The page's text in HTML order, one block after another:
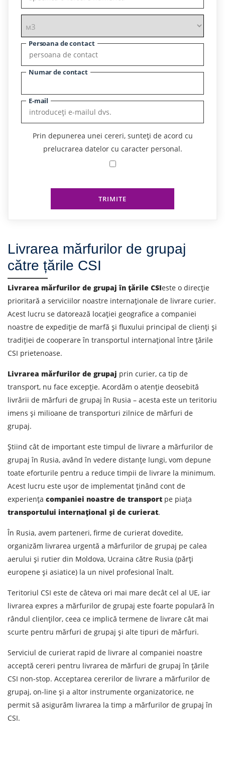
Persoana de contact
Numar de contact
E-mail
Prin depunerea unei cereri, sunteți de acord cu
prelucrarea datelor cu caracter personal.
TRIMITE
Livrarea mărfurilor de grupaj
către țările CSI
Livrarea mărfurilor de grupaj în țările CSIeste o direcție
prioritară a serviciilor noastre internaționale de livrare curier.
Acest lucru se datorează locației geografice a companiei
noastre de expediție de marfă și fluxului principal de clienți și
tradiției de cooperare în transportul internațional între țările
CSI prietenoase.
Livrarea mărfurilor de grupaj prin curier, ca tip de
transport, nu face excepție. Acordăm o atenție deosebită
livrării de mărfuri de grupaj în Rusia – acesta este un teritoriu
imens și milioane de transporturi zilnice de mărfuri de
grupaj.
Știind cât de important este timpul de livrare a mărfurilor de
grupaj în Rusia, având în vedere distanțe lungi, vom depune
toate eforturile pentru a reduce timpii de livrare la minimum.
Acest lucru este ușor de implementat ținând cont de
experiența companiei noastre de transport pe piața
transportului internațional și de curierat.
În Rusia, avem parteneri, firme de curierat dovedite,
organizăm livrarea urgentă a mărfurilor de grupaj pe calea
aerului și rutier din Moldova, Ucraina către Rusia (părți
europene și asiatice) la un nivel profesional înalt.
Teritoriul CSI este de câteva ori mai mare decât cel al UE, iar
livrarea expres a mărfurilor de grupaj este foarte populară în
rândul clienților, ceea ce implică termene de livrare cât mai
scurte pentru mărfuri de grupaj și alte tipuri de mărfuri.
Serviciul de curierat rapid de livrare al companiei noastre
acceptă cereri pentru livrarea de mărfuri de grupaj în țările
CSI non-stop. Acceptarea cererilor de livrare a mărfurilor de
grupaj, on-line și a altor instrumente organizatorice, ne
permit să asigurăm livrarea la timp a mărfurilor de grupaj în
CSI.
Aflați despre costurile de
expediere
Descarcă țara
Descarcă orașul
Orașul de descărcare de gestiune
Data de descărcare
Tipul de transport
Greutatea sarcinii, ( t )
Volumul încărcăturii
Persoana de contact
E-mail
Prin depunerea unei cereri, sunteți de acord cu